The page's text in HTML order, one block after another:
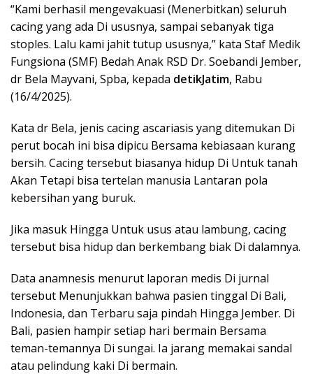
“Kami berhasil mengevakuasi (Menerbitkan) seluruh
cacing yang ada Di ususnya, sampai sebanyak tiga
stoples. Lalu kami jahit tutup ususnya,” kata Staf Medik
Fungsiona (SMF) Bedah Anak RSD Dr. Soebandi Jember,
dr Bela Mayvani, Spba, kepada detikJatim, Rabu
(16/4/2025).
Kata dr Bela, jenis cacing ascariasis yang ditemukan Di
perut bocah ini bisa dipicu Bersama kebiasaan kurang
bersih. Cacing tersebut biasanya hidup Di Untuk tanah
Akan Tetapi bisa tertelan manusia Lantaran pola
kebersihan yang buruk.
Jika masuk Hingga Untuk usus atau lambung, cacing
tersebut bisa hidup dan berkembang biak Di dalamnya.
Data anamnesis menurut laporan medis Di jurnal
tersebut Menunjukkan bahwa pasien tinggal Di Bali,
Indonesia, dan Terbaru saja pindah Hingga Jember. Di
Bali, pasien hampir setiap hari bermain Bersama
teman-temannya Di sungai. Ia jarang memakai sandal
atau pelindung kaki Di bermain.